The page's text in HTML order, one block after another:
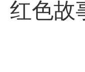
红色故